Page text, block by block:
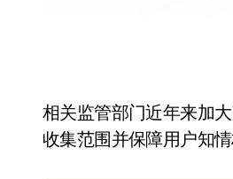
相关监管部门近年来加
收集范围并保障用户知